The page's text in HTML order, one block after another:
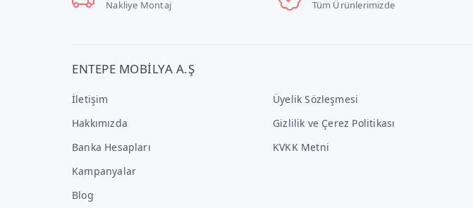
Nakliye Montaj Tüm Ürünlerimizde
ENTEPE MOBİLYA A.Ş
İletişim
Hakkımızda
Banka Hesapları
Kampanyalar
Blog
Üyelik Sözleşmesi
Gizlilik ve Çerez Politikası
KVKK Metni